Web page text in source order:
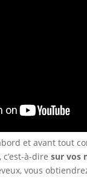
et avant tout
à-dire sur vos
vous